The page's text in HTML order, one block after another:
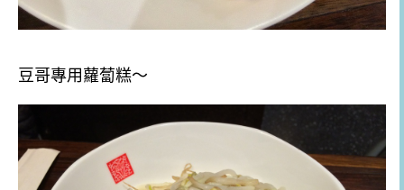
豆哥專用蘿蔔糕～